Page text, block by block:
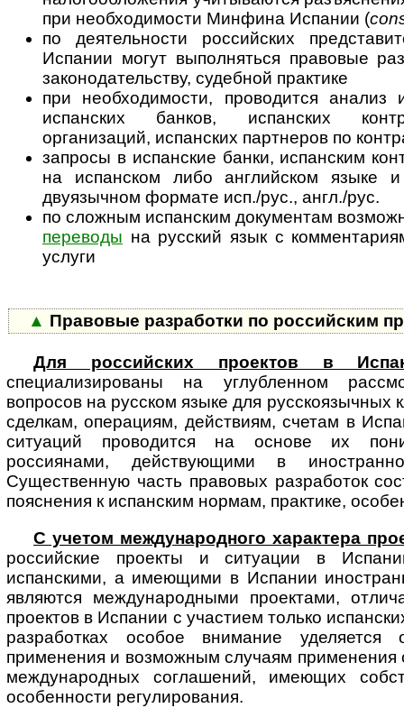
при необходимости Минфина Испании (
по деятельности российских
Испании могут выполняться правовые
законодательству, судебной практике
при необходимости, проводится
испанских банков, испанских
организаций, испанских партнеров по
запросы в испанские банки, испанским
на испанском либо английском языке
двуязычном формате исп./рус., англ./рус.
по сложным испанским документам
переводы на русский язык с
услуги
▲ Правовые разработки по российским
Для российских проектов в
специализированы на углубленном
вопросов на русском языке для русскоязычных
сделкам, операциям, действиям, счетам в
ситуаций проводится на основе их
россиянами, действующими в
Существенную часть правовых разработок
пояснения к испанским нормам, практике,
С учетом международного характера
российские проекты и ситуации в
испанскими, а имеющими в Испании
являются международными проектами,
проектов в Испании с участием только
разработках особое внимание уделяется
применения и возможным случаям применения
международных соглашений, имеющих
особенности регулирования.